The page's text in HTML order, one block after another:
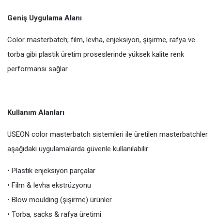
Geniş Uygulama Alanı
Color masterbatch; film, levha, enjeksiyon, şişirme, rafya ve
torba gibi plastik üretim proseslerinde yüksek kalite renk
performansı sağlar.
Kullanım Alanları
USEON color masterbatch sistemleri ile üretilen masterbatchler
aşağıdaki uygulamalarda güvenle kullanılabilir:
• Plastik enjeksiyon parçalar
• Film & levha ekstrüzyonu
• Blow moulding (şişirme) ürünler
• Torba, sacks & rafya üretimi